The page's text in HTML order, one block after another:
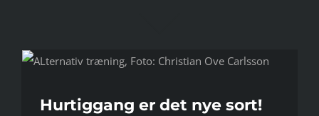
Hurtiggang er det nye sort!